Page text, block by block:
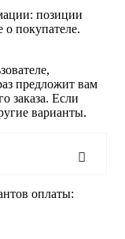
позиции
о покупателе.
предложит вам
заказа. Если
варианты.
оплаты: